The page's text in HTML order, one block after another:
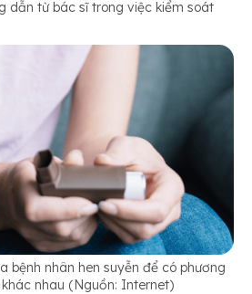
dẫn từ bác sĩ trong việc kiểm soát
bệnh nhân hen suyễn để có phương
nhau (Nguồn: Internet)